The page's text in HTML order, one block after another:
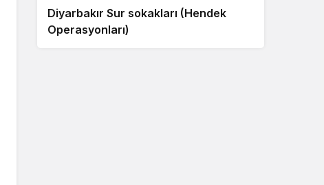
Diyarbakır Sur sokakları (Hendek
Operasyonları)